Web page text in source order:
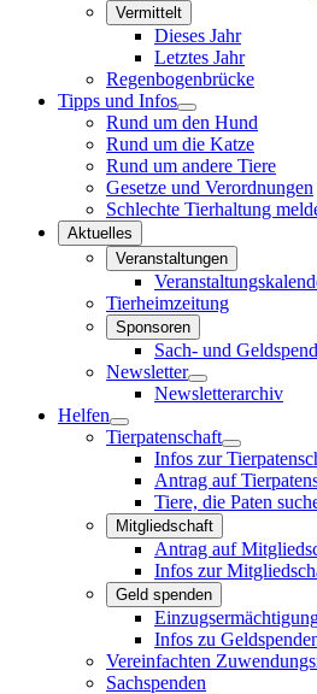
Vermittelt
Dieses Jahr
Letztes Jahr
Regenbogenbrücke
Tipps und Infos
Rund um den Hund
Rund um die Katze
Rund um andere Tiere
Gesetze und Verordnungen
Schlechte Tierhaltung
Aktuelles
Veranstaltungen
Tierheimzeitung
Sponsoren
Sach- und
Newsletter
Newsletterarchiv
Helfen
Tierpatenschaft
Infos zur
Antrag auf
Tiere, die Paten
Mitgliedschaft
Antrag auf
Infos zur
Geld spenden
Infos zu
Vereinfachten
Sachspenden